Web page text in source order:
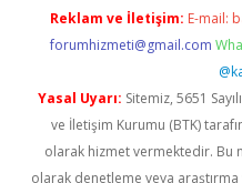
Reklam ve İletişim: E-mail:
forumhizmeti@gmail.com
Yasal Uyarı: Sitemiz, 5651
ve İletişim Kurumu (BTK)
olarak hizmet vermektedir. Bu
olarak denetleme veya